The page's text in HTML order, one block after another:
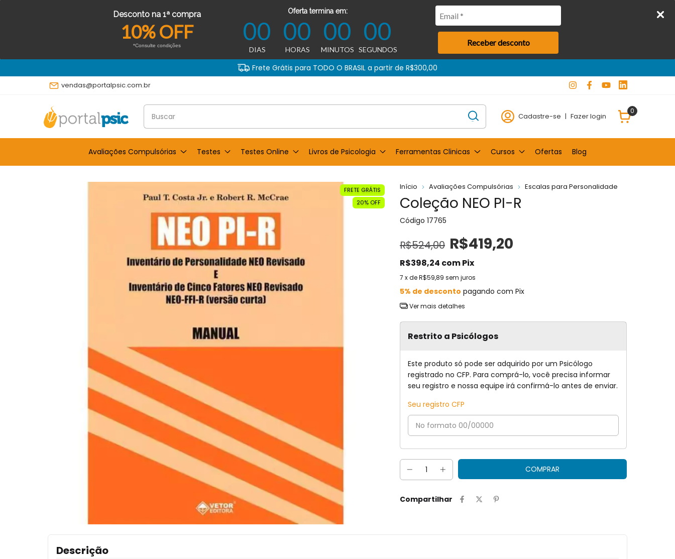
Desconto na 1ª compra
10% OFF
*Consulte condições
Oferta termina em:
00
DIAS
00
HORAS
00
MINUTOS
00
SEGUNDOS
Receber desconto
Frete Grátis para TODO O BRASIL a partir de R$300,00
vendas@portalpsic.com.br
Cadastre-se | Fazer login
0
Avaliações Compulsórias Testes Testes Online Livros de Psicologia Ferramentas Clinicas Cursos Ofertas Blog
FRETE GRÁTIS
20% OFF
Início Avaliações Compulsórias Escalas para Personalidade
Coleção NEO PI-R
Código 17765
R$524,00 R$419,20
R$398,24 comPix
7 x deR$59,89 sem juros
5% de desconto pagando com Pix
Ver mais detalhes
Restrito a Psicólogos
Este produto só pode ser adquirido por um Psicólogo
registrado no CFP. Para comprá-lo, você precisa informar
seu registro e nossa equipe irá confirmá-lo antes de enviar.
Seu registro CFP
Compartilhar
Descrição